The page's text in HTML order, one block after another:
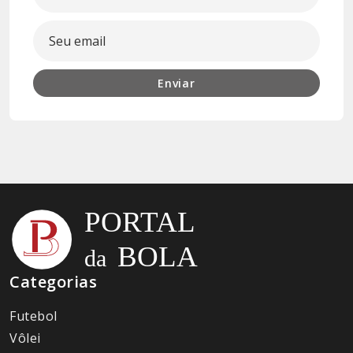
Enviar
Categorias
Futebol
Vôlei